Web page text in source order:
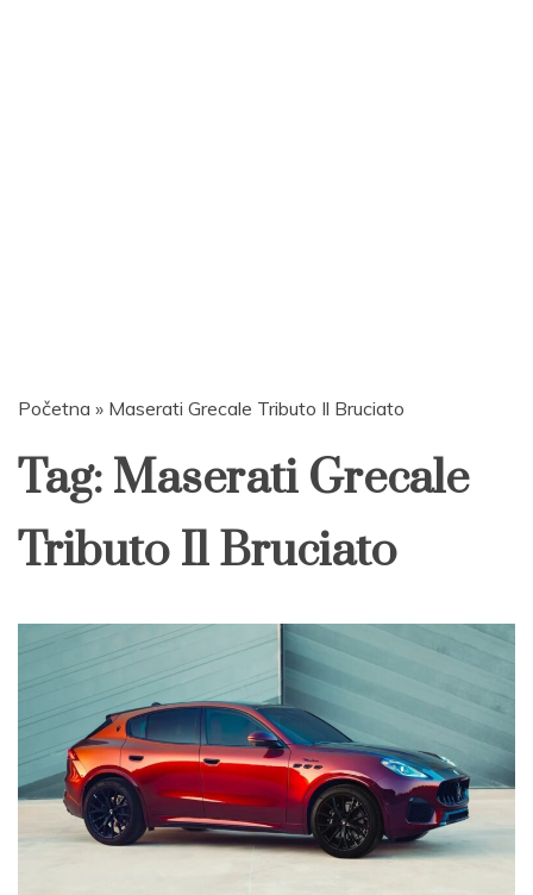
Početna » Maserati Grecale Tributo Il Bruciato
Tag: Maserati Grecale
Tributo Il Bruciato